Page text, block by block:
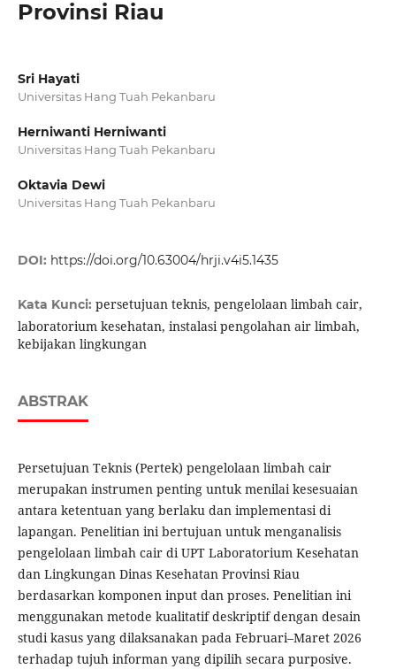
Provinsi Riau
Sri Hayati
Universitas Hang Tuah Pekanbaru
Herniwanti Herniwanti
Universitas Hang Tuah Pekanbaru
Oktavia Dewi
Universitas Hang Tuah Pekanbaru
DOI: https://doi.org/10.63004/hrji.v4i5.1435
Kata Kunci: persetujuan teknis, pengelolaan limbah cair,
laboratorium kesehatan, instalasi pengolahan air limbah,
kebijakan lingkungan
ABSTRAK
Persetujuan Teknis (Pertek) pengelolaan limbah cair
merupakan instrumen penting untuk menilai kesesuaian
antara ketentuan yang berlaku dan implementasi di
lapangan. Penelitian ini bertujuan untuk menganalisis
pengelolaan limbah cair di UPT Laboratorium Kesehatan
dan Lingkungan Dinas Kesehatan Provinsi Riau
berdasarkan komponen input dan proses. Penelitian ini
menggunakan metode kualitatif deskriptif dengan desain
studi kasus yang dilaksanakan pada Februari–Maret 2026
terhadap tujuh informan yang dipilih secara purposive.